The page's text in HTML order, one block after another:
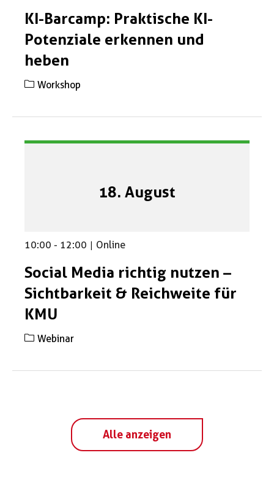
KI-Barcamp: Praktische KI-
Potenziale erkennen und
heben
Workshop
18. August
10:00 - 12:00 | Online
Social Media richtig nutzen –
Sichtbarkeit & Reichweite für
KMU
Webinar
Alle anzeigen